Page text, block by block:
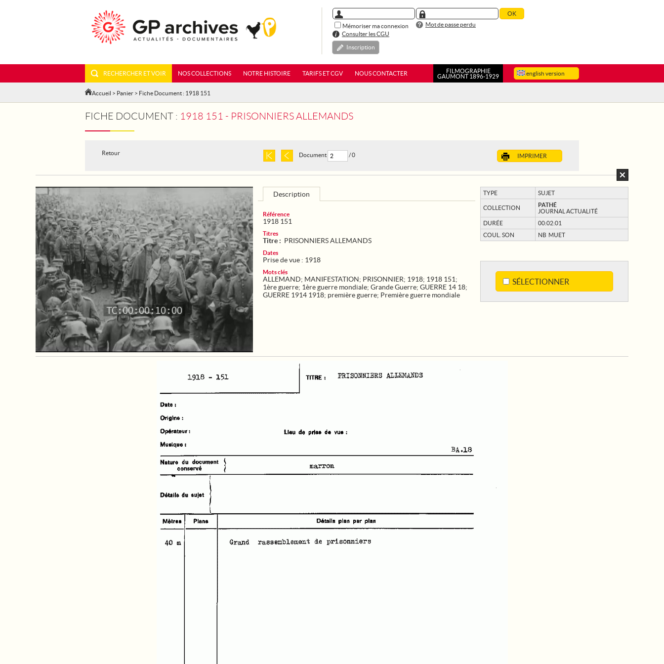
Mémoriser ma connexion
Mot de passe perdu
Consulter les CGU
Inscription
english version
RECHERCHER ET VOIR NOS COLLECTIONS NOTRE HISTOIRE TARIFS ET CGV NOUS CONTACTER
FILMOGRAPHIE
GAUMONT 1896-1929
Accueil > Panier > Fiche Document : 1918 151
FICHE DOCUMENT : 1918 151 - PRISONNIERS ALLEMANDS
Retour IMPRIMER
Document / 0
TYPE SUJET
COLLECTION
PATHÉ
JOURNAL ACTUALITÉ
DURÉE
00:02:01
COUL. SON
NB MUET
SÉLECTIONNER
Description
Référence
1918 151
Titres
Titre : PRISONNIERS ALLEMANDS
Dates
Prise de vue : 1918
Mots clés
ALLEMAND; MANIFESTATION; PRISONNIER; 1918; 1918 151;
1ère guerre; 1ère guerre mondiale; Grande Guerre; GUERRE 14 18;
GUERRE 1914 1918; première guerre; Première guerre mondiale